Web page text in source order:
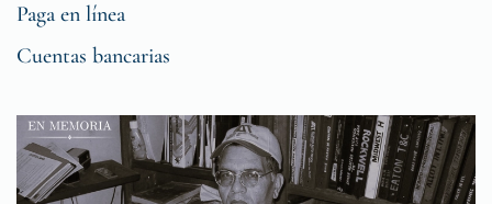
Paga en línea
Cuentas bancarias